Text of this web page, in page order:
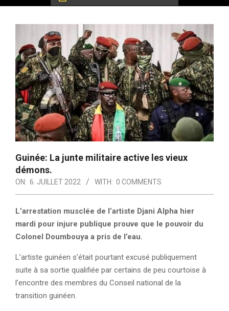
Guinée: La junte militaire active les vieux
démons.
ON: 6. JUILLET 2022 WITH: 0 COMMENTS
L’arrestation musclée de l’artiste Djani Alpha hier
mardi pour injure publique prouve que le pouvoir du
Colonel Doumbouya a pris de l’eau.
L’artiste guinéen s’était pourtant excusé publiquement
suite à sa sortie qualifiée par certains de peu courtoise à
l’encontre des membres du Conseil national de la
transition guinéen.